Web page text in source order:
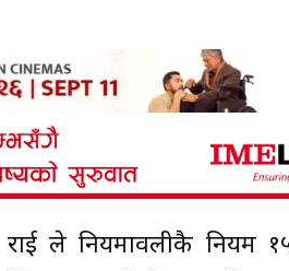
राई ले नियमावलीकै नियम